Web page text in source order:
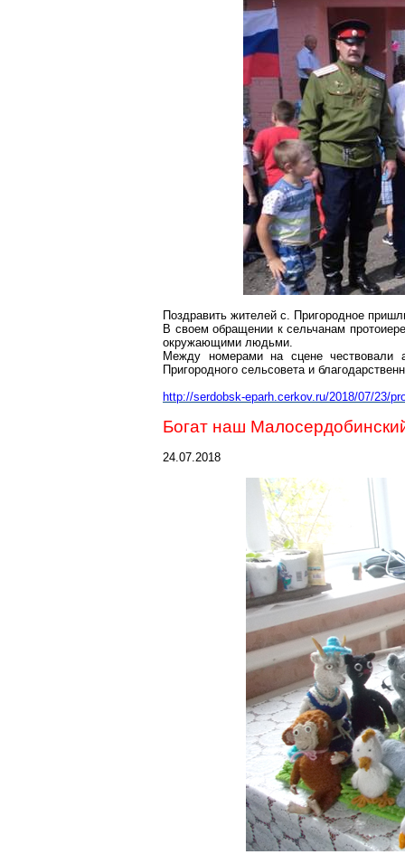
Поздравить жителей с. Пригородное
В своем обращении к сельчанам
окружающими людьми.
Между номерами на сцене чествовали
Пригородного сельсовета и
http://serdobsk-eparh.cerkov.ru/2018/07/23/
Богат наш
24.07.2018